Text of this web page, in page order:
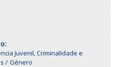
Juvenil, Criminalidade e
Género